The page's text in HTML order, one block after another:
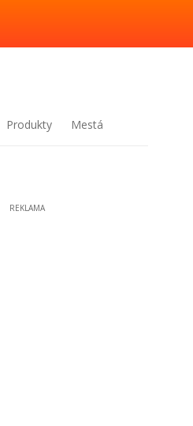
Produkty Mestá
REKLAMA